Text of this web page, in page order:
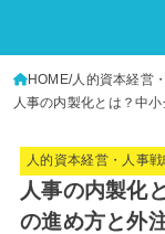
HOME 人的資本経営
人事の内製化とは？中
人的資本経営・人事
人事の内製化
の進め方と外